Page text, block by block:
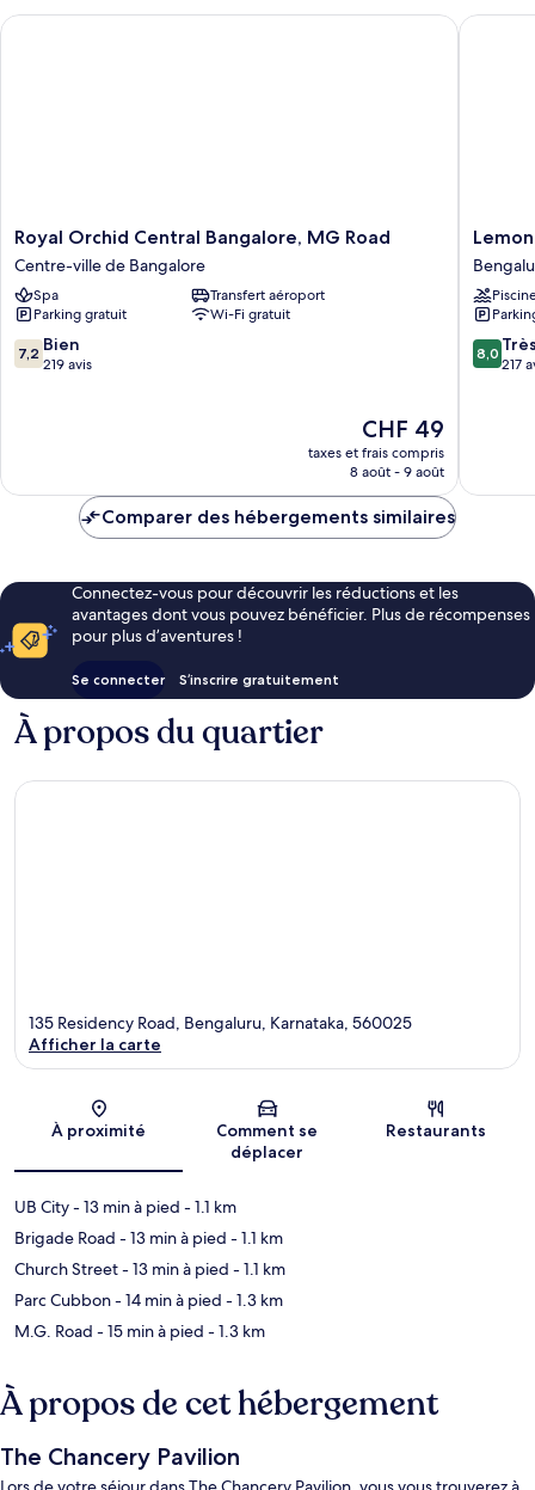
Chambre
Royal
Orchid
Central
Bangalore,
MG
Road
Centre-
Royal Orchid Central Bangalore, MG Road
Centre-ville de Bangalore
Spa
Transfert aéroport
Parking gratuit
Wi-Fi gratuit
7.2
sur
7,2 Bien
219 avis
Le
nouveau
prix
de
CHF 49
taxes et frais compris
8 août - 9 août
Royal Orchid Central Bangalore, MG Road
Lemon
Tree
Premier,
Ulsoor
Lake,
8.0
sur
8,0
217
Lemon
Comparer des hébergements similaires
Connectez-vous pour découvrir les réductions et les
avantages dont vous pouvez bénéficier. Plus de récompenses
pour plus d’aventures !
Se connecter S’inscrire gratuitement
À propos du quartier
Carte
135 Residency Road, Bengaluru, Karnataka, 560025
Afficher la carte
À proximité
Comment se
déplacer
Restaurants
UB City- 13 min à pied - 1.1 km
Brigade Road - 13 min à pied - 1.1 km
Church Street- 13 min à pied - 1.1 km
Parc Cubbon- 14 min à pied - 1.3 km
M.G. Road - 15 min à pied - 1.3 km
À propos de cet hébergement
The Chancery Pavilion